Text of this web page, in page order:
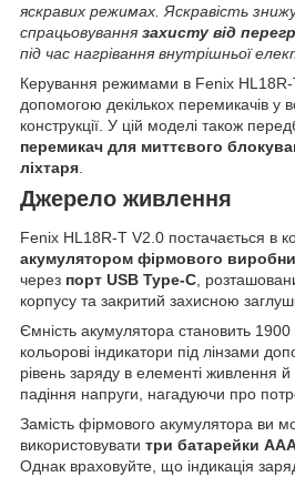
яскравих режимах. Яскравість
спрацьовування захисту від
під час нагрівання внутрішньої
Керування режимами в Fenix HL18R-
допомогою декількох перемикачів у
конструкції. У цій моделі також
перемикач для миттєвого
ліхтаря
Джерело живлення
Fenix HL18R-T V2.0 постачається в
акумулятором фірмового
через порт USB Type-C,
корпусу та закритий захисною
Ємність акумулятора становить
кольорові індикатори під лінзами
рівень заряду в елементі живлення
падіння напруги, нагадуючи про
Замість фірмового акумулятора ви
використовувати три батарейки
Однак враховуйте, що індикація